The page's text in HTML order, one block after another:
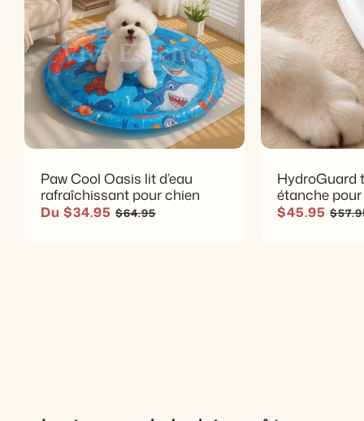
Paw Cool Oasis lit d’eau
rafraîchissant pour chien
Prix soldé
Du $34.95 Prix habituel
$64.95
HydroGuard
étanche
Prix soldé
$45.95 Prix